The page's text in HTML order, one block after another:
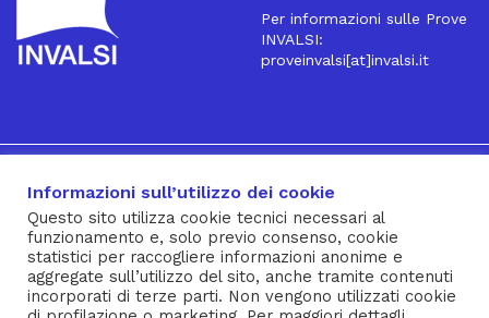
Per informazioni sulle Prove
INVALSI:
proveinvalsi[at]invalsi.it
Iscriviti alla Newsletter
® INVALSI – Via Ippolito Nievo, 35 – 00153 ROMA – tel. 06
941851 – fax 06 94185215 – c.f. 92000450582
Privacy Policy– Cookie Policy –Note Legali–Social Media
Informazioni sull’utilizzo dei cookie
Questo sito utilizza cookie tecnici necessari al
funzionamento e, solo previo consenso, cookie
statistici per raccogliere informazioni anonime e
aggregate sull’utilizzo del sito, anche tramite contenuti
incorporati di terze parti. Non vengono utilizzati cookie